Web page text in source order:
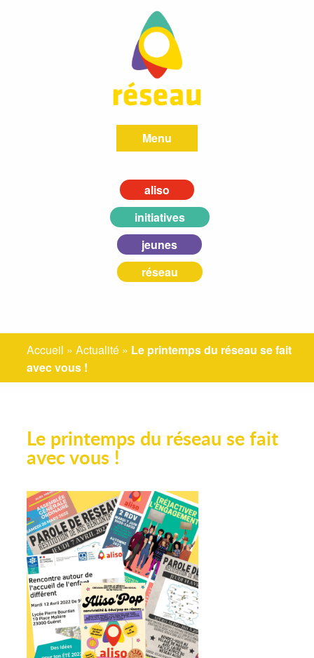
Menu
aliso
initiatives
jeunes
réseau
Accueil »Actualité » Le printemps du réseau se fait
avec vous !
Le printemps du réseau se fait
avec vous !